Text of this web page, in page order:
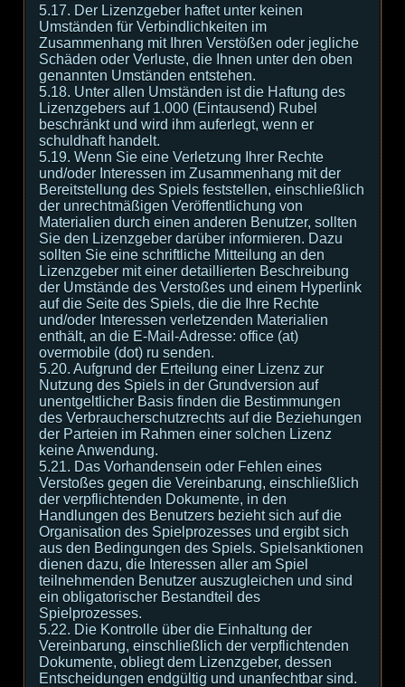
5.17. Der Lizenzgeber haftet unter keinen
Umständen für Verbindlichkeiten im
Zusammenhang mit Ihren Verstößen oder jegliche
Schäden oder Verluste, die Ihnen unter den oben
genannten Umständen entstehen.
5.18. Unter allen Umständen ist die Haftung des
Lizenzgebers auf 1.000 (Eintausend) Rubel
beschränkt und wird ihm auferlegt, wenn er
schuldhaft handelt.
5.19. Wenn Sie eine Verletzung Ihrer Rechte
und/oder Interessen im Zusammenhang mit der
Bereitstellung des Spiels feststellen, einschließlich
der unrechtmäßigen Veröffentlichung von
Materialien durch einen anderen Benutzer, sollten
Sie den Lizenzgeber darüber informieren. Dazu
sollten Sie eine schriftliche Mitteilung an den
Lizenzgeber mit einer detaillierten Beschreibung
der Umstände des Verstoßes und einem Hyperlink
auf die Seite des Spiels, die die Ihre Rechte
und/oder Interessen verletzenden Materialien
enthält, an die E-Mail-Adresse: office (at)
overmobile (dot) ru senden.
5.20. Aufgrund der Erteilung einer Lizenz zur
Nutzung des Spiels in der Grundversion auf
unentgeltlicher Basis finden die Bestimmungen
des Verbraucherschutzrechts auf die Beziehungen
der Parteien im Rahmen einer solchen Lizenz
keine Anwendung.
5.21. Das Vorhandensein oder Fehlen eines
Verstoßes gegen die Vereinbarung, einschließlich
der verpflichtenden Dokumente, in den
Handlungen des Benutzers bezieht sich auf die
Organisation des Spielprozesses und ergibt sich
aus den Bedingungen des Spiels. Spielsanktionen
dienen dazu, die Interessen aller am Spiel
teilnehmenden Benutzer auszugleichen und sind
ein obligatorischer Bestandteil des
Spielprozesses.
5.22. Die Kontrolle über die Einhaltung der
Vereinbarung, einschließlich der verpflichtenden
Dokumente, obliegt dem Lizenzgeber, dessen
Entscheidungen endgültig und unanfechtbar sind.